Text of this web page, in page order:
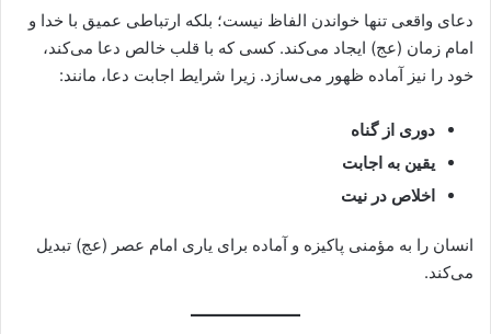
دعای واقعی تنها خواندن الفاظ نیست؛ بلکه ارتباطی عمیق با خدا و
امام زمان (عج) ایجاد می‌کند. کسی که با قلب خالص دعا می‌کند،
خود را نیز آماده ظهور می‌سازد. زیرا شرایط اجابت دعا، مانند:
دوری از گناه
یقین به اجابت
اخلاص در نیت
انسان را به مؤمنی پاکیزه و آماده برای یاری امام عصر (عج) تبدیل
می‌کند.